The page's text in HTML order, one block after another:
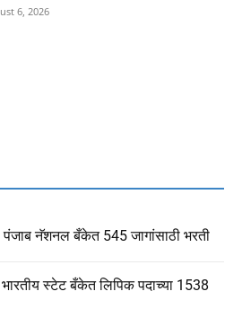
6, 2026
नॅशनल बँकेत 545 जागांसाठी भरती
स्टेट बँकेत लिपिक पदाच्या 1538